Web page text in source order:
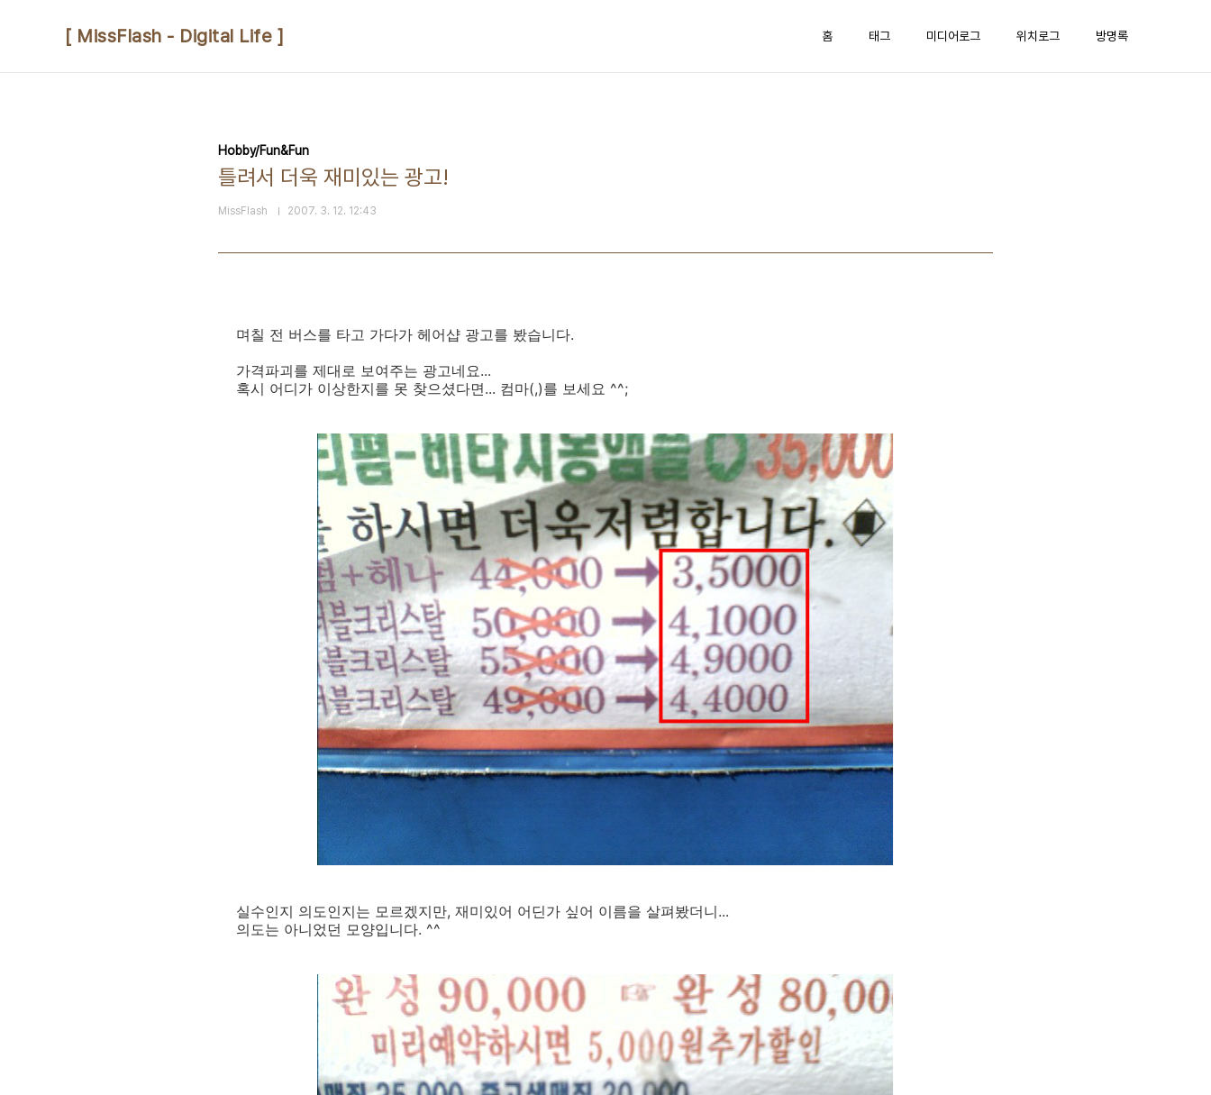
[ MissFlash - Digital Life ] 홈 태그 미디어로그 위치로그 방명록
Hobby/Fun&Fun
틀려서 더욱 재미있는 광고!
MissFlash 2007. 3. 12. 12:43
며칠 전 버스를 타고 가다가 헤어샵 광고를 봤습니다.
가격파괴를 제대로 보여주는 광고네요...
혹시 어디가 이상한지를 못 찾으셨다면... 컴마(,)를 보세요 ^^;
실수인지 의도인지는 모르겠지만, 재미있어 어딘가 싶어 이름을 살펴봤더니...
의도는 아니었던 모양입니다. ^^